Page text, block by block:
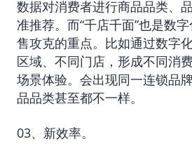
数据对消费者进行商品品类、
准推荐。而“千店千面”也是数
售攻克的重点。比如通过数字
区域、不同门店，形成不同消
场景体验。会出现同一连锁品
品品类甚至都不一样。
03、新效率。